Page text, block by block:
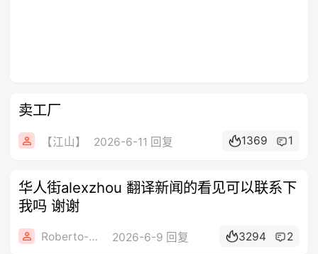
卖工厂
【江山】 2026-6-11 回复 1369 1
华人街alexzhou 翻译新闻的看见可以联系下
我吗 谢谢
Roberto-008 2026-6-9 回复 3294 2